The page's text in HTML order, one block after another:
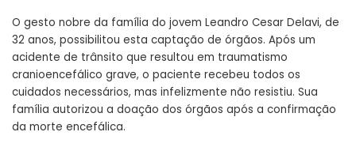
O gesto nobre da família do jovem Leandro Cesar Delavi, de
32 anos, possibilitou esta captação de órgãos. Após um
acidente de trânsito que resultou em traumatismo
cranioencefálico grave, o paciente recebeu todos os
cuidados necessários, mas infelizmente não resistiu. Sua
família autorizou a doação dos órgãos após a confirmação
da morte encefálica.